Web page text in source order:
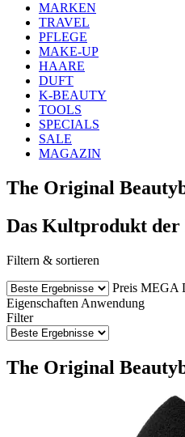
MARKEN
TRAVEL
PFLEGE
MAKE-UP
HAARE
DUFT
K-BEAUTY
TOOLS
SPECIALS
SALE
MAGAZIN
The Original
Das Kultprodukt der
Filtern & sortieren
Preis MEGA
Eigenschaften Anwendung
Filter
The Original